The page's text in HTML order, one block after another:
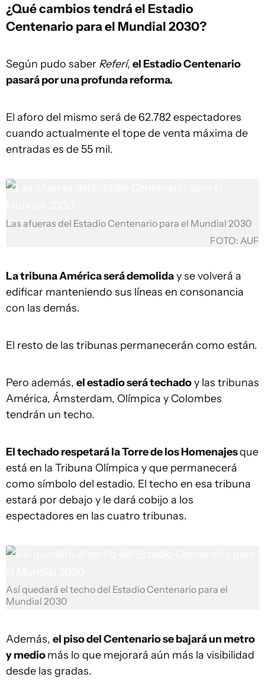
¿Qué cambios tendrá el Estadio
Centenario para el Mundial 2030?
Según pudo saber Referí, el Estadio Centenario
pasará por una profunda reforma.
El aforo del mismo será de 62.782 espectadores
cuando actualmente el tope de venta máxima de
entradas es de 55 mil.
Las afueras del Estadio Centenario para el Mundial 2030
FOTO: AUF
La tribuna América será demoliday se volverá a
edificar manteniendo sus líneas en consonancia
con las demás.
El resto de las tribunas permanecerán como están.
Pero además, el estadio será techadoy las tribunas
América, Ámsterdam, Olímpica y Colombes
tendrán un techo.
El techado respetará la Torre de los Homenajesque
está en la Tribuna Olímpica y que permanecerá
como símbolo del estadio. El techo en esa tribuna
estará por debajo y le dará cobijo a los
espectadores en las cuatro tribunas.
Así quedará el techo del Estadio Centenario para el
Mundial 2030
Además, el piso del Centenario se bajará un metro
y mediomás lo que mejorará aún más la visibilidad
desde las gradas.